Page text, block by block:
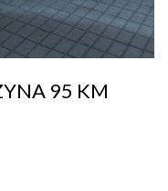
95 KM